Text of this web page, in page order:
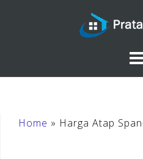
Home » Harga Atap